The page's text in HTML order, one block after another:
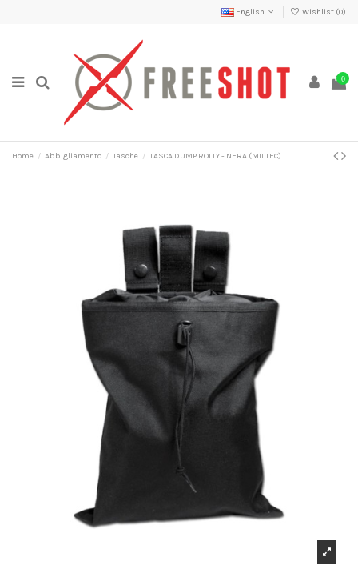
English Wishlist (0)
0
Home Abbigliamento Tasche TASCA DUMP ROLLY - NERA (MILTEC)